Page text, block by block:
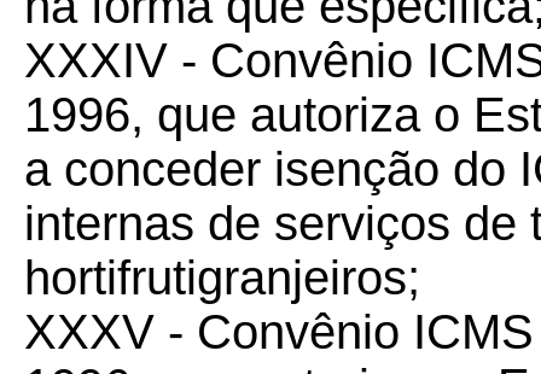
XXXIV - Convênio
1996, que autoriza o
a conceder isenção do
internas de serviços de
hortifrutigranjeiros;
XXXV - Convênio